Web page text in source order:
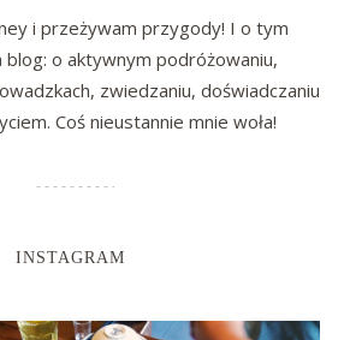
i przeżywam przygody! I o tym
blog: o aktywnym podróżowaniu,
zwiedzaniu, doświadczaniu
Coś nieustannie mnie woła!
INSTAGRAM